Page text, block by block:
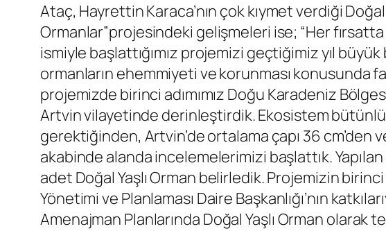
Ataç, Hayrettin Karaca’nın çok kıymet verdiği
Ormanlar”projesindeki gelişmeleri ise; “Her
ismiyle başlattığımız projemizi geçtiğimiz yıl
ormanların ehemmiyeti ve korunması konusunda
projemizde birinci adımımız Doğu Karadeniz
Artvin vilayetinde derinleştirdik. Ekosistem
gerektiğinden, Artvin’de ortalama çapı 36 cm’den
akabinde alanda incelemelerimizi başlattık.
adet Doğal Yaşlı Orman belirledik. Projemizin
Yönetimi ve Planlaması Daire Başkanlığı’nın
Amenajman Planlarında Doğal Yaşlı Orman olarak